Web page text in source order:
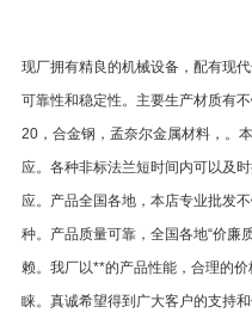
现厂拥有精良的机械设备，配有现
可靠性和稳定性。主要生产材质有
20，合金钢，孟奈尔金属材料，。
应。各种非标法兰短时间内可以及
应。产品全国各地，本店专业批发
种。产品质量可靠，全国各地“价廉
赖。我厂以**的产品性能，合理的
睐。真诚希望得到广大客户的支持